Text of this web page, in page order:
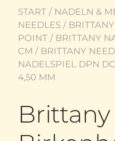
START / NADELN &
NEEDLES /
POINT / BRITTANY
CM / BRITTANY
NADELSPIEL DPN
4,50 MM